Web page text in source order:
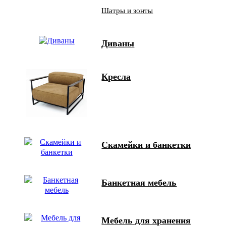
Шатры и зонты
Диваны
Кресла
Скамейки и банкетки
Банкетная мебель
Мебель для хранения